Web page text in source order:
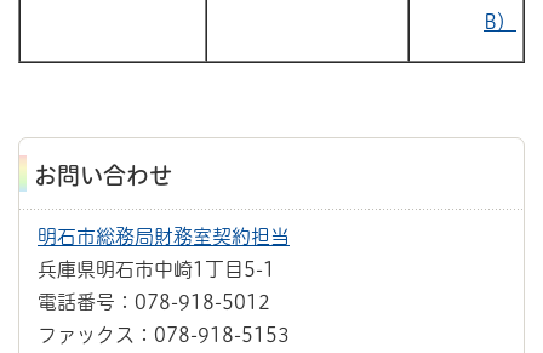
B）
お問い合わせ
明石市総務局財務室契約担当
兵庫県明石市中崎1丁目5-1
電話番号：078-918-5012
ファックス：078-918-5153